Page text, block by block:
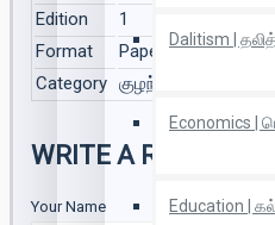
Dalitism |
Economics |
Education |
Edition
1
Format
Paperback
Category குழந்தைகளுக்கான
WRITE A REVIEW
Your Name